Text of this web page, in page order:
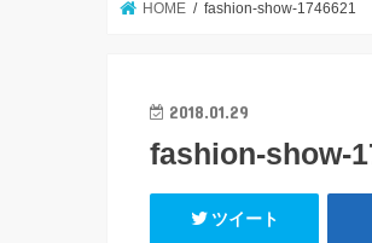
HOME fashion-show-1746621
2018.01.29
fashion-show-
ツイート